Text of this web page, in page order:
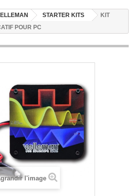
STARTER KITS
KIT
POUR PC
l'image